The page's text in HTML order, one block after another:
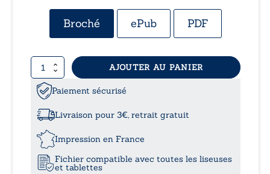
de
Broché ePub PDF
quantité
de
Les
lettres
jamais
AJOUTER AU PANIER
Paiement sécurisé
Livraison pour 3€, retrait gratuit
Impression en France
Fichier compatible avec toutes les liseuses
et tablettes